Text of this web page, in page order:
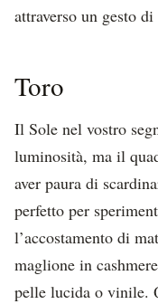
attraverso un gesto
Toro
Il Sole nel vostro
luminosità, ma il
aver paura di
perfetto per
l’accostamento di
maglione in
pelle lucida o vinile.